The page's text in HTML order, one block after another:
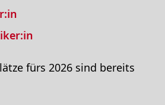
fürs 2026 sind bereits